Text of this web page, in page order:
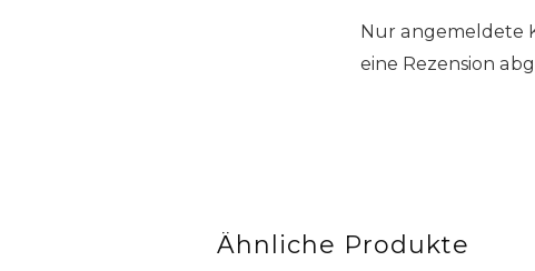
Nur angemeldete
eine Rezension
Ähnliche Produkte